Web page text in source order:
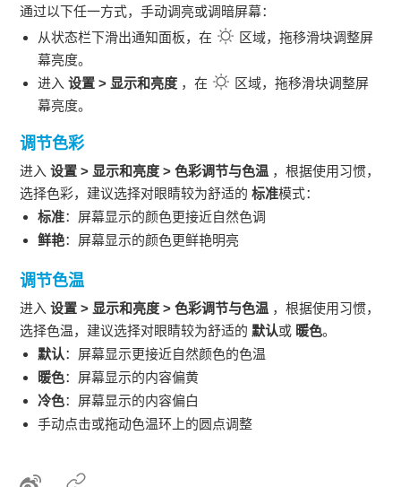
通过以下任一方式，手动调亮或调暗屏幕：
从状态栏下滑出通知面板，在
区域，拖移滑块调整屏
幕亮度。
进入 设置 > 显示和亮度 ，在
区域，拖移滑块调整屏
幕亮度。
调节色彩
进入设置 > 显示和亮度 >色彩调节与色温 ，根据使用习惯，
选择色彩，建议选择对眼睛较为舒适的标准模式：
标准：屏幕显示的颜色更接近自然色调
鲜艳：屏幕显示的颜色更鲜艳明亮
调节色温
进入设置 > 显示和亮度 >色彩调节与色温 ，根据使用习惯，
选择色温，建议选择对眼睛较为舒适的 默认或 暖色。
默认：屏幕显示更接近自然颜色的色温
暖色：屏幕显示的内容偏黄
冷色：屏幕显示的内容偏白
手动点击或拖动色温环上的圆点调整